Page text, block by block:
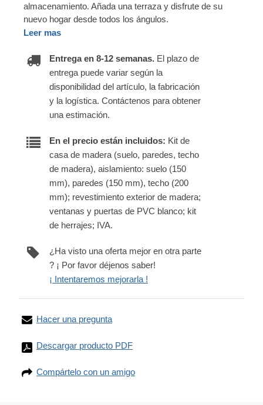
almacenamiento. Añada una terraza y disfrute de su
nuevo hogar desde todos los ángulos.
Leer mas
Entrega en 8-12 semanas. El plazo de
entrega puede variar según la
disponibilidad del artículo, la fabricación
y la logística. Contáctenos para obtener
una estimación.
En el precio están incluidos: Kit de
casa de madera (suelo, paredes, techo
de madera), aislamiento: suelo (150
mm), paredes (150 mm), techo (200
mm); revestimiento exterior de madera;
ventanas y puertas de PVC blanco; kit
de herrajes; IVA.
¿Ha visto una oferta mejor en otra parte
? ¡ Por favor déjenos saber!
¡ Intentaremos mejorarla !
Hacer una pregunta
Descargar producto PDF
Compártelo con un amigo